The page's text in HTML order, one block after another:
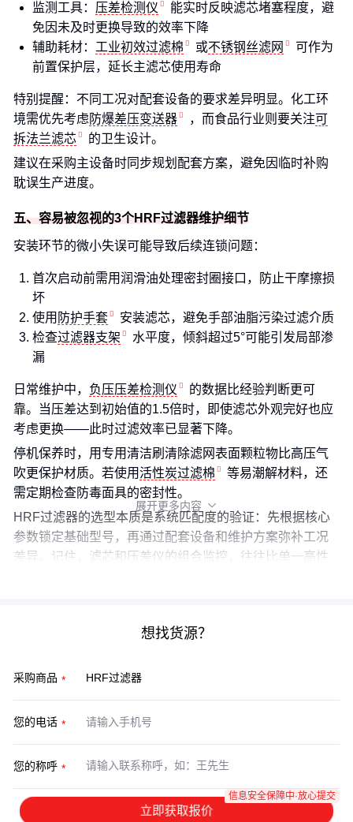
监测工具： 压差检测仪
能实时反映滤芯堵塞程度，避
免因未及时更换导致的效率下降
辅助耗材： 工业初效过滤棉 或不锈钢丝滤网
可作为
前置保护层，延长主滤芯使用寿命
特别提醒：不同工况对配套设备的要求差异明显。化工环
境需优先考虑 防爆差压变送器 ，而食品行业则要关注可
拆法兰滤芯
的卫生设计。
建议在采购主设备时同步规划配套方案，避免因临时补购
耽误生产进度。
五、容易被忽视的3个HRF过滤器维护细节
安装环节的微小失误可能导致后续连锁问题：
首次启动前需用润滑油处理密封圈接口，防止干摩擦损
坏
使用 防护手套
安装滤芯，避免手部油脂污染过滤介质
检查过滤器支架
水平度，倾斜超过5°可能引发局部渗
漏
日常维护中， 负压压差检测仪
的数据比经验判断更可
靠。当压差达到初始值的1.5倍时，即使滤芯外观完好也应
考虑更换——此时过滤效率已显著下降。
停机保养时，用专用清洁刷清除滤网表面颗粒物比高压气
吹更保护材质。若使用活性炭过滤棉
等易潮解材料，还
需定期检查防毒面具的密封性。
HRF过滤器的选型本质是系统匹配度的验证：先根据核心
参数锁定基础型号，再通过配套设备和维护方案弥补工况
差异。记住，滤芯和压差仪的组合监控，往往比单一高性
展开更多内容 
想找货源？
采购商品
您的电话
您的称呼
立即获取报价
信息安全保障中·放心提交